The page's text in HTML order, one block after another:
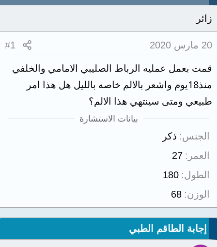
زائر
20 مارس 2020 #1
قمت بعمل عمليه الرباط الصليبي الامامي والخلفي
منذ18يوم واشعر بالالم خاصه بالليل هل هذا امر
طبيعي ومتى سينتهي هذا الالم؟
بيانات الاستشارة
الجنس ذكر
العمر
27
الطول 180
الوزن 68
إجابة الطاقم الطبي